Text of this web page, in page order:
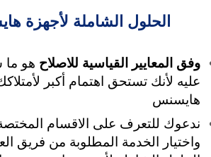
الحلول الشاملة لأجهزة
وفق المعايير القياسية للاصلاح هو
عليه لأنك تستحق اهتمام أكبر
هايسنس
ندعوك للتعرف على الاقسام
واختيار الخدمة المطلوبة من فريق